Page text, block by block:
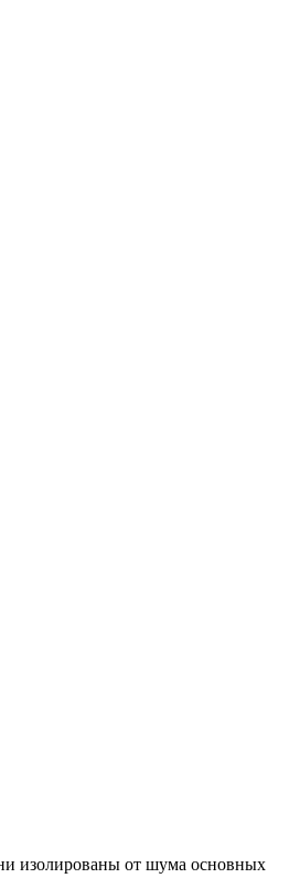
изолированы от шума основных